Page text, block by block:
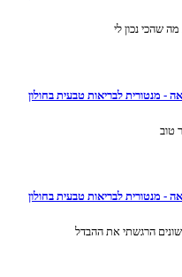
שהכי נכון לי
- מנטורית לבריאות טבעית בחולון
טוב
- מנטורית לבריאות טבעית בחולון
הרגשתי את ההבדל